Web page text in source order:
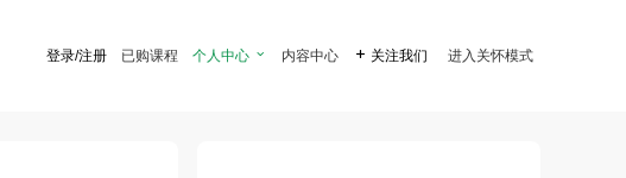
登录/注册 已购课程 个人中心  内容中心  关注我们 进入关怀模式